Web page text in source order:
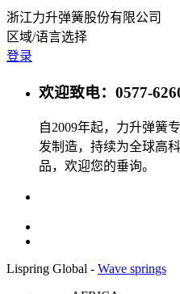
浙江力升弹簧股份有限公司
区域/语言选择
登录
欢迎致电：0577-
自2009年起，力升弹簧
发制造，持续为全球高
品，欢迎您的垂询。
Lispring Global - Wave springs